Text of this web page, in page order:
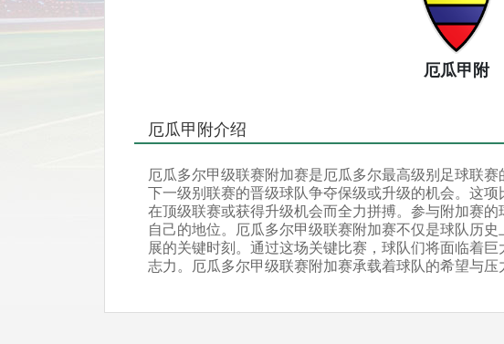
厄瓜甲附
厄瓜甲附介绍
厄瓜多尔甲级联赛附加赛是厄瓜多尔最高级别足球联
下一级别联赛的晋级球队争夺保级或升级的机会。这
在顶级联赛或获得升级机会而全力拼搏。参与附加赛
自己的地位。厄瓜多尔甲级联赛附加赛不仅是球队历
展的关键时刻。通过这场关键比赛，球队们将面临着
志力。厄瓜多尔甲级联赛附加赛承载着球队的希望与